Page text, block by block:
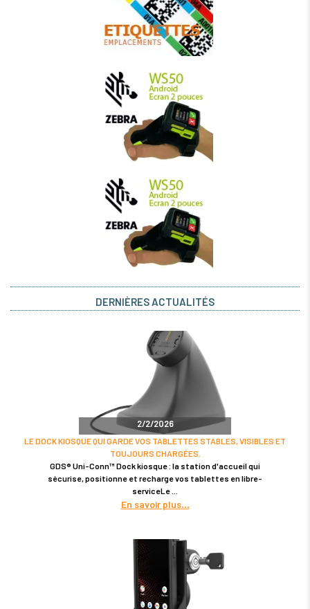
DERNIÈRES ACTUALITÉS
2/2/2026
LE DOCK KIOSQUE QUI GARDE VOS TABLETTES STABLES, VISIBLES ET
TOUJOURS CHARGÉES.
GDS® Uni-Conn™ Dock kiosque : la station d'accueil qui
sécurise, positionne et recharge vos tablettes en libre-
serviceLe
En savoir plus